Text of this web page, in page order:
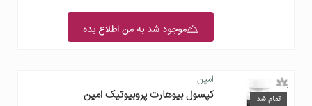
موجود شد به من اطلاع بده
تمام شد
امین
کپسول بیوهارت پروبیوتیک امین